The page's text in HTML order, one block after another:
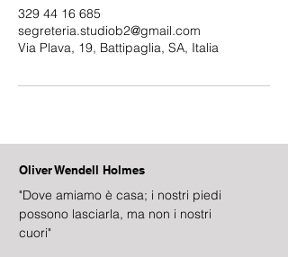
329 44 16 685
segreteria.studiob2@gmail.com
Via Plava, 19, Battipaglia, SA, Italia
Oliver Wendell Holmes
"Dove amiamo è casa; i nostri piedi
possono lasciarla, ma non i nostri
cuori"